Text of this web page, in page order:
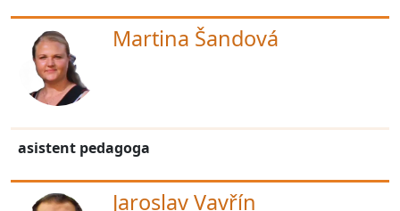
Martina Šandová
asistent pedagoga
Jaroslav Vavřín